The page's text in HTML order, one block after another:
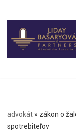
Preskočiť
na
obsah
advokát » zákon o
spotrebiteľov